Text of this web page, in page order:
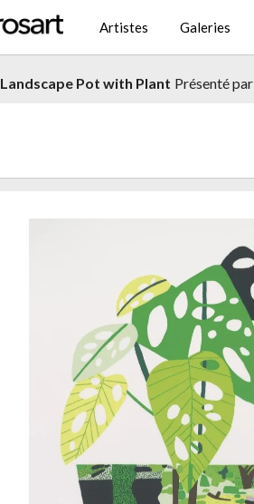
Artistes Galeries
Landscape Pot with Plant Présenté par